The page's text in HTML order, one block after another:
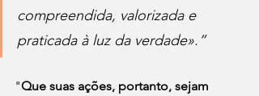
compreendida, valorizada e
praticada à luz da verdade».”
"Que suas ações, portanto, sejam